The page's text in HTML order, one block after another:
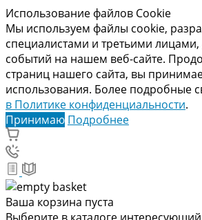
Использование файлов Cookie
Мы используем файлы cookie,
специалистами и третьими лицами,
событий на нашем веб-сайте.
страниц нашего сайта, вы
использования. Более подробные
в Политике конфиденциальности.
Принимаю Подробнее
Ваша корзина пуста